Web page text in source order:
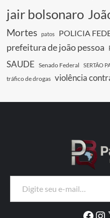
jair bolsonaro
Mortes patos POLICIA
prefeitura de joão pessoa
SAUDE Senado Federal SERTÃO
tráfico de drogas violência
Digite seu e-mail…